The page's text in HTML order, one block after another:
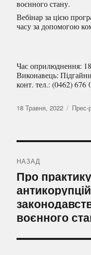
воєнного стану.
Вебінар за цією
часу за допомогою
Час оприлюднення:
Виконавець:
конт. тел.: (0462) 676
Оприлюднено
18 Травня, 2022 Прес-
записів
НАЗАД
Попередній
запис:
Про
воєнного